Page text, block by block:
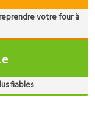
votre four à
fiables